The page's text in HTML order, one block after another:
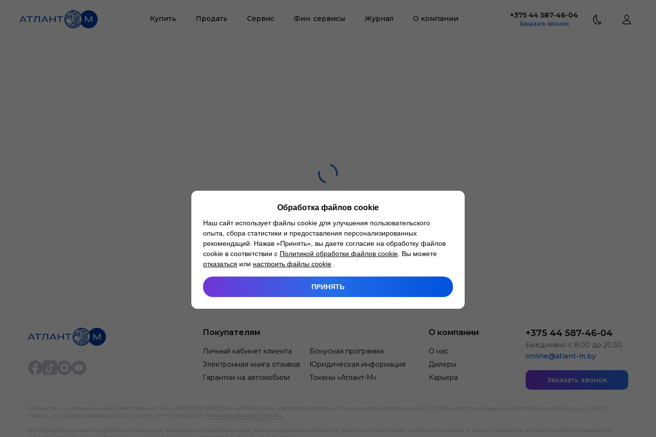
Купить Продать Сервис Фин. сервисы Журнал О компании +375 44 587-46-04
Заказать звонок
Покупателям
Личный кабинет клиента
Бонусная программа
Электронная книга отзывов
Юридическая информация
Гарантии на автомобили
Токены «Атлант-М»
О компании
О нас
Дилеры
Карьера
+375 44 587-46-04
Ежедневно с 8:00 до 20:30
online@atlant-m.by
Заказать звонок
Общество с ограниченной ответственностью «БРОКЕРСКИЙ ДОМ «АТЛАНТ-М», зарегистрировано Минским горисполкомом 10.09.1991; место нахождения: Республика Беларусь, 220019, г.
Минск, ул. Шаранговича, дом 22, ком. 10; УНП 100023303.
Личный кабинет клиента
Вся представленная на сайте информация, касающаяся комплектаций, технических характеристик, цветовых сочетаний, условий гарантии, а также стоимости автомобилей и сервисного
Обработка файлов cookie
Наш сайт использует файлы cookie для улучшения пользовательского
опыта, сбора статистики и предоставления персонализированных
рекомендаций. Нажав «Принять», вы даете согласие на обработку файлов
cookie в соответствии с Политикой обработки файлов cookie . Вы можете
отказаться или настроить файлы cookie
ПРИНЯТЬ